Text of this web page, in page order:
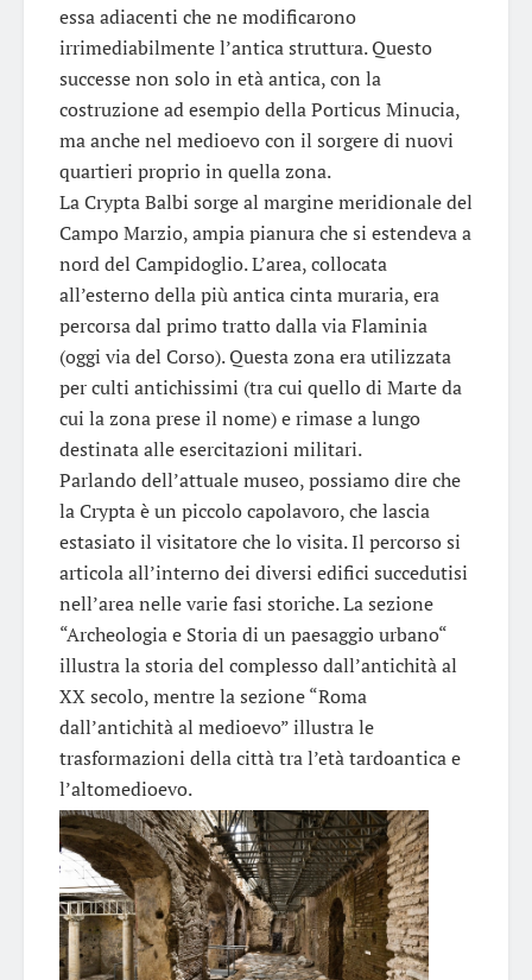
essa adiacenti che ne modificarono
irrimediabilmente l’antica struttura. Questo
successe non solo in età antica, con la
costruzione ad esempio della Porticus Minucia,
ma anche nel medioevo con il sorgere di nuovi
quartieri proprio in quella zona.
La Crypta Balbi sorge al margine meridionale del
Campo Marzio, ampia pianura che si estendeva a
nord del Campidoglio. L’area, collocata
all’esterno della più antica cinta muraria, era
percorsa dal primo tratto dalla via Flaminia
(oggi via del Corso). Questa zona era utilizzata
per culti antichissimi (tra cui quello di Marte da
cui la zona prese il nome) e rimase a lungo
destinata alle esercitazioni militari.
Parlando dell’attuale museo, possiamo dire che
la Crypta è un piccolo capolavoro, che lascia
estasiato il visitatore che lo visita. Il percorso si
articola all’interno dei diversi edifici succedutisi
nell’area nelle varie fasi storiche. La sezione
“Archeologia e Storia di un paesaggio urbano“
illustra la storia del complesso dall’antichità al
XX secolo, mentre la sezione “Roma
dall’antichità al medioevo” illustra le
trasformazioni della città tra l’età tardoantica e
l’altomedioevo.